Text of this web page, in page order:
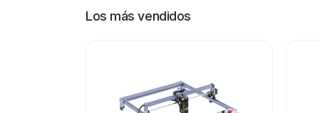
Los más vendidos